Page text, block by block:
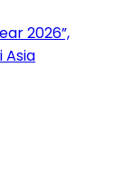
2026”,
Asia